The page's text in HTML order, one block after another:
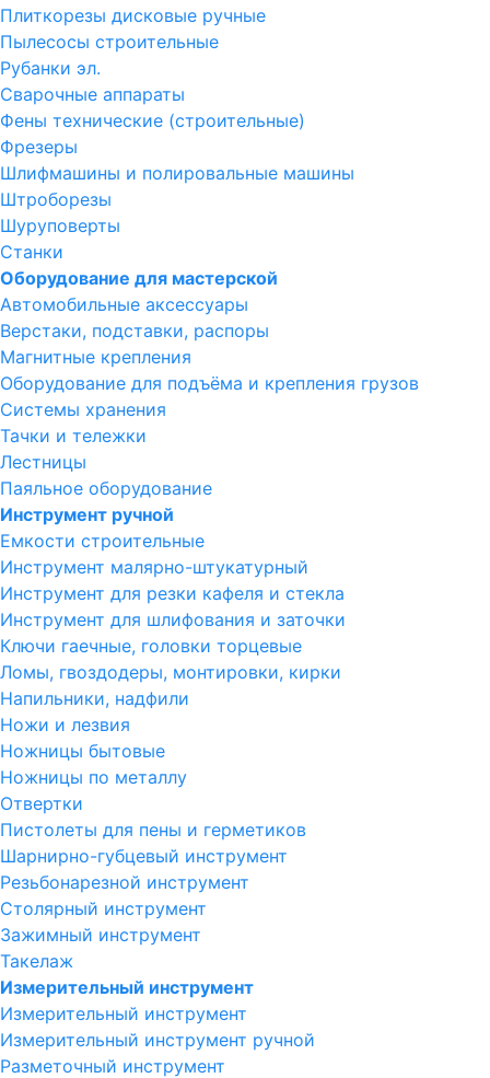
Плиткорезы дисковые ручные
Пылесосы строительные
Рубанки эл.
Сварочные аппараты
Фены технические (строительные)
Фрезеры
Шлифмашины и полировальные машины
Штроборезы
Шуруповерты
Станки
Оборудование для мастерской
Автомобильные аксессуары
Верстаки, подставки, распоры
Магнитные крепления
Оборудование для подъёма и крепления грузов
Системы хранения
Тачки и тележки
Лестницы
Паяльное оборудование
Инструмент ручной
Емкости строительные
Инструмент малярно-штукатурный
Инструмент для резки кафеля и стекла
Инструмент для шлифования и заточки
Ключи гаечные, головки торцевые
Ломы, гвоздодеры, монтировки, кирки
Напильники, надфили
Ножи и лезвия
Ножницы бытовые
Ножницы по металлу
Отвертки
Пистолеты для пены и герметиков
Шарнирно-губцевый инструмент
Резьбонарезной инструмент
Столярный инструмент
Зажимный инструмент
Такелаж
Измерительный инструмент
Измерительный инструмент
Измерительный инструмент ручной
Разметочный инструмент